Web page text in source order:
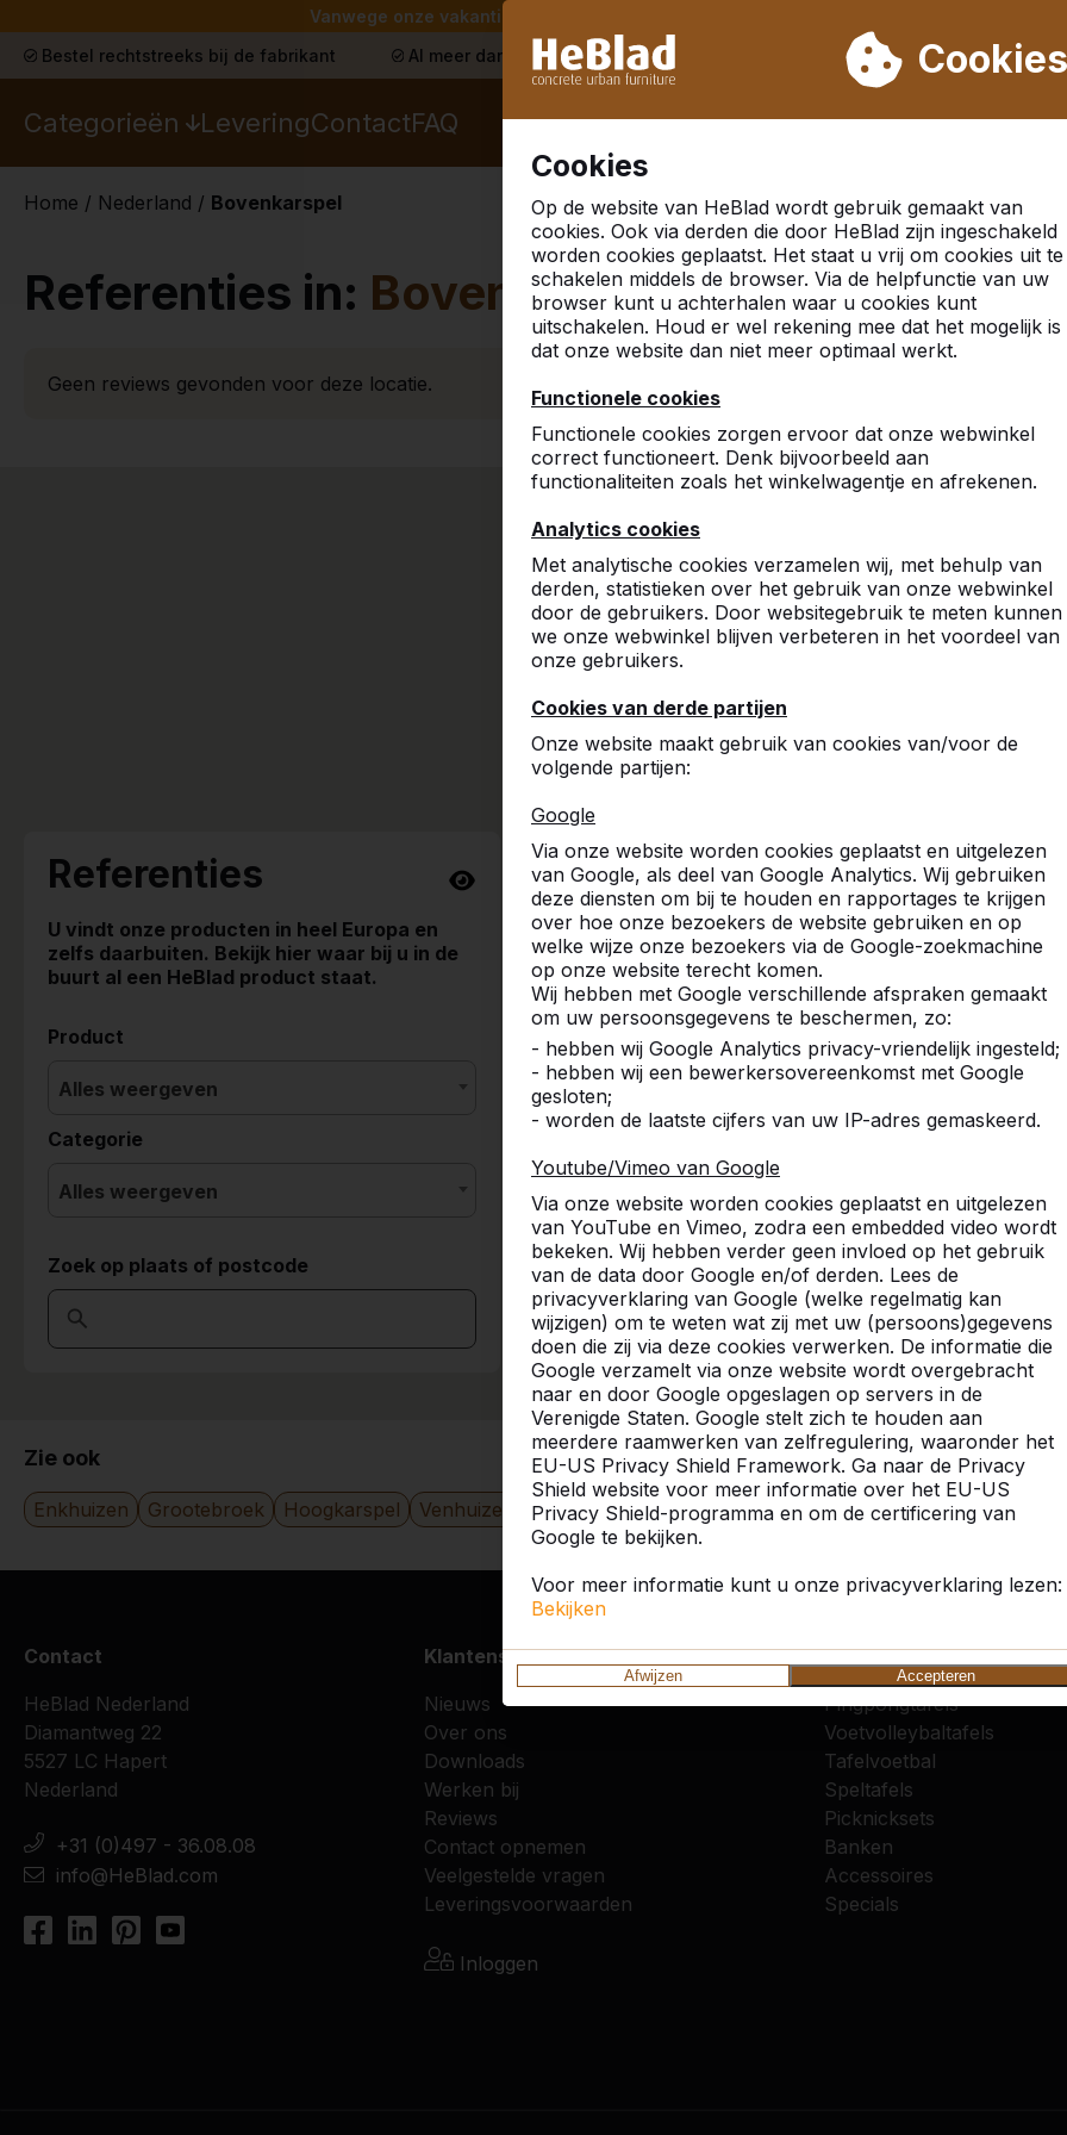
Vanwege onze vakantie leveren wij niet van week 31 t/m week 33. Houdt u daarom
Cookies
Cookies
Op de website van HeBlad wordt gebruik gemaakt van
cookies. Ook via derden die door HeBlad zijn ingeschakeld
worden cookies geplaatst. Het staat u vrij om cookies uit te
schakelen middels de browser. Via de helpfunctie van uw
browser kunt u achterhalen waar u cookies kunt
uitschakelen. Houd er wel rekening mee dat het mogelijk is
dat onze website dan niet meer optimaal werkt.
Functionele cookies
Functionele cookies zorgen ervoor dat onze webwinkel
correct functioneert. Denk bijvoorbeeld aan
functionaliteiten zoals het winkelwagentje en afrekenen.
Analytics cookies
Met analytische cookies verzamelen wij, met behulp van
derden, statistieken over het gebruik van onze webwinkel
door de gebruikers. Door websitegebruik te meten kunnen
we onze webwinkel blijven verbeteren in het voordeel van
onze gebruikers.
Cookies van derde partijen
Onze website maakt gebruik van cookies van/voor de
volgende partijen:
Google
Via onze website worden cookies geplaatst en uitgelezen
van Google, als deel van Google Analytics. Wij gebruiken
deze diensten om bij te houden en rapportages te krijgen
over hoe onze bezoekers de website gebruiken en op
welke wijze onze bezoekers via de Google-zoekmachine
op onze website terecht komen.
Wij hebben met Google verschillende afspraken gemaakt
om uw persoonsgegevens te beschermen, zo:
- hebben wij Google Analytics privacy-vriendelijk ingesteld;
- hebben wij een bewerkersovereenkomst met Google
gesloten;
- worden de laatste cijfers van uw IP-adres gemaskeerd.
Youtube/Vimeo van Google
Via onze website worden cookies geplaatst en uitgelezen
van YouTube en Vimeo, zodra een embedded video wordt
bekeken. Wij hebben verder geen invloed op het gebruik
van de data door Google en/of derden. Lees de
privacyverklaring van Google (welke regelmatig kan
wijzigen) om te weten wat zij met uw (persoons)gegevens
doen die zij via deze cookies verwerken. De informatie die
Google verzamelt via onze website wordt overgebracht
naar en door Google opgeslagen op servers in de
Verenigde Staten. Google stelt zich te houden aan
meerdere raamwerken van zelfregulering, waaronder het
EU-US Privacy Shield Framework. Ga naar de Privacy
Shield website voor meer informatie over het EU-US
Privacy Shield-programma en om de certificering van
Google te bekijken.
Voor meer informatie kunt u onze privacyverklaring lezen:
Bekijken
Afwijzen Accepteren
Bestel rechtstreeks bij de fabrikant Al meer dan 30.000 producten verkocht Klanten beoordelen HeBlad
Categorieën LeveringContactFAQ
Home / Nederland / Bovenkarspel
Referenties in: Bovenkarspel
Geen reviews gevonden voor deze locatie.
Referenties
U vindt onze producten in heel Europa en
zelfs daarbuiten. Bekijk hier waar bij u in de
buurt al een HeBlad product staat.
Product
Alles weergeven
Categorie
Alles weergeven
Zoek op plaats of postcode
Zie ook
Enkhuizen Grootebroek Hoogkarspel Venhuizen
Contact
HeBlad Nederland
Diamantweg 22
5527 LC Hapert
Nederland
+31 (0)497 - 36.08.08
info@HeBlad.com
Klantenservice
Nieuws
Over ons
Downloads
Werken bij
Reviews
Contact opnemen
Veelgestelde vragen
Leveringsvoorwaarden
Inloggen
Categorieën
Pingpongtafels
Voetvolleybaltafels
Tafelvoetbal
Speltafels
Picknicksets
Banken
Accessoires
Specials